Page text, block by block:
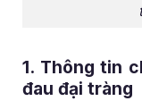
1. Thông tin
đau đại tràng